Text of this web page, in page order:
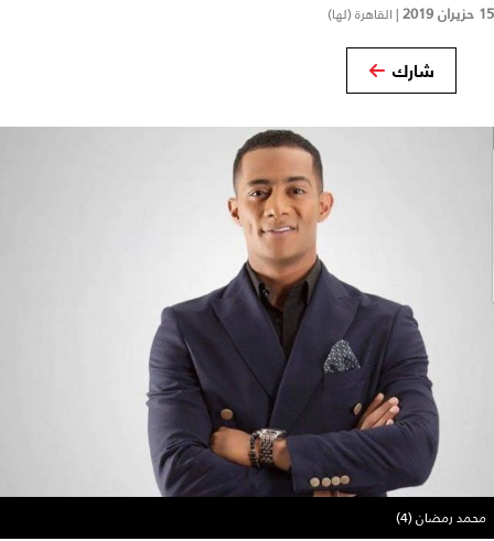
15 حزيران 2019 | القاهرة (لها)
شارك
محمد رمضان (4)